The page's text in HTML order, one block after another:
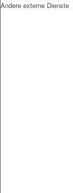
Andere externe Dienste